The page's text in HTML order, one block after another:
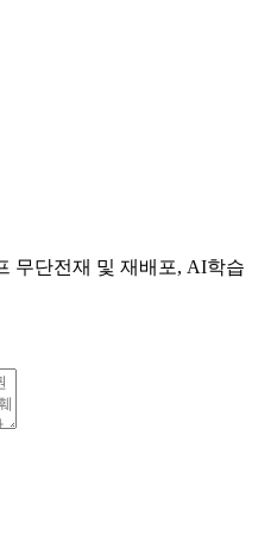
무단전재 및 재배포, AI학습